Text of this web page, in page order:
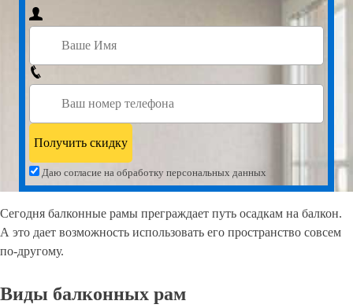
Даю согласие на обработку персональных данных
Сегодня балконные рамы преграждает путь осадкам на балкон.
А это дает возможность использовать его пространство совсем
по-другому.
Виды балконных рам